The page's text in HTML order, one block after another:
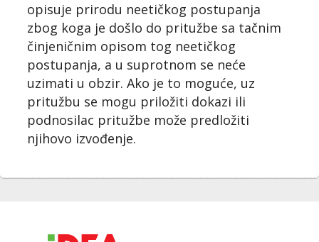
opisuje prirodu neetičkog postupanja
zbog koga je došlo do pritužbe sa tačnim
činjeničnim opisom tog neetičkog
postupanja, a u suprotnom se neće
uzimati u obzir. Ako je to moguće, uz
pritužbu se mogu priložiti dokazi ili
podnosilac pritužbe može predložiti
njihovo izvođenje.